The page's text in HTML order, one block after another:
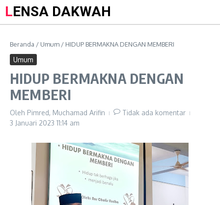
LENSA DAKWAH
Beranda / Umum / HIDUP BERMAKNA DENGAN MEMBERI
Umum
HIDUP BERMAKNA DENGAN
MEMBERI
Oleh Pimred, Muchamad Arifin
Tidak ada komentar
3 Januari 2023 11:14 am